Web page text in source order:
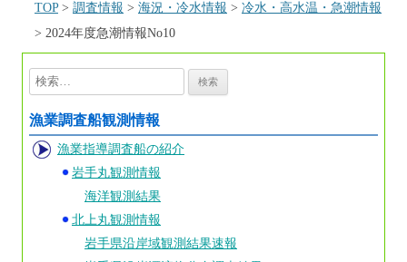
TOP> 調査情報 > 海況・冷水情報 > 冷水・高水温・急潮情報
> 2024年度急潮情報No10
検
索:
漁業調査船観測情報
漁業指導調査船の紹介
岩手丸観測情報
海洋観測結果
北上丸観測情報
岩手県沿岸域観測結果速報